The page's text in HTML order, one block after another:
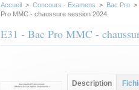
Accueil > Concours - Examens > Bac Pro >
Pro MMC - chaussure session 2024
E31 - Bac Pro MMC -
Groupe principal
Description (onglet